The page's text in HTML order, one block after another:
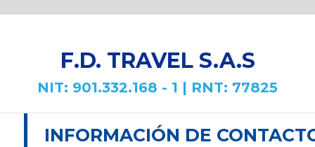
F.D. TRAVEL S.A.S
NIT: 901.332.168 - 1 | RNT: 77825
INFORMACIÓN DE